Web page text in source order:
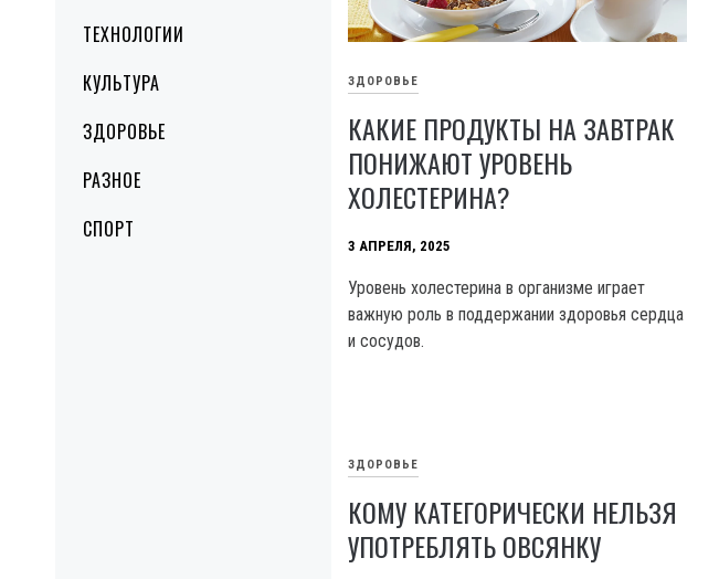
ТЕХНОЛОГИИ
КУЛЬТУРА
ЗДОРОВЬЕ
РАЗНОЕ
СПОРТ
ЗДОРОВЬЕ
КАКИЕ ПРОДУКТЫ НА ЗАВТРАК
ПОНИЖАЮТ УРОВЕНЬ
ХОЛЕСТЕРИНА?
3 АПРЕЛЯ, 2025
Уровень холестерина в организме играет
важную роль в поддержании здоровья сердца
и сосудов.
ЗДОРОВЬЕ
КОМУ КАТЕГОРИЧЕСКИ НЕЛЬЗЯ
УПОТРЕБЛЯТЬ ОВСЯНКУ